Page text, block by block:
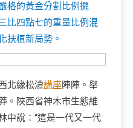
格的黃金分割比例擺
比四點七的重量比例混
扶植新局勢。
北緣松濤講座陣陣。舉
。陜西省神木市生態維
中說：“這是一代又一代